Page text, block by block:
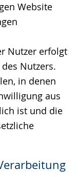
Website
Nutzer erfolgt
Nutzers.
in denen
aus
ist und die